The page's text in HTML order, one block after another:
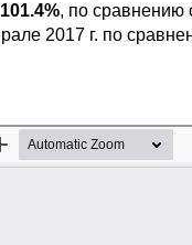
101.4%, по сравнению
2017 г. по